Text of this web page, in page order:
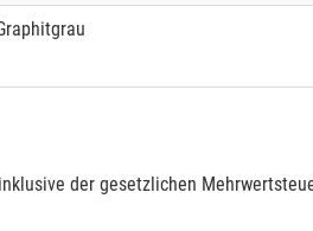
der gesetzlichen